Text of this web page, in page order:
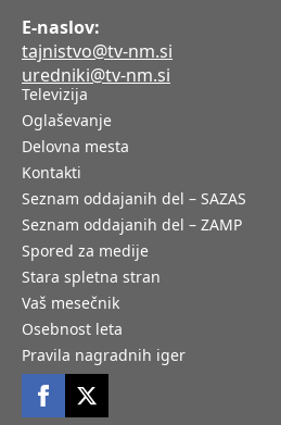
E-naslov:
tajnistvo@tv-nm.si
uredniki@tv-nm.si
Televizija
Oglaševanje
Delovna mesta
Kontakti
Seznam oddajanih del – SAZAS
Seznam oddajanih del – ZAMP
Spored za medije
Stara spletna stran
Vaš mesečnik
Osebnost leta
Pravila nagradnih iger